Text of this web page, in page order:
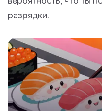
разрядки.